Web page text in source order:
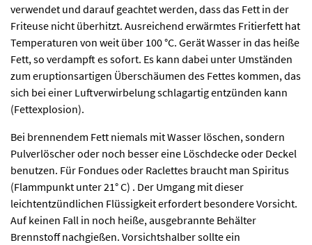
verwendet und darauf geachtet werden, dass das Fett in der
Friteuse nicht überhitzt. Ausreichend erwärmtes Fritierfett hat
Temperaturen von weit über 100 °C. Gerät Wasser in das heiße
Fett, so verdampft es sofort. Es kann dabei unter Umständen
zum eruptionsartigen Überschäumen des Fettes kommen, das
sich bei einer Luftverwirbelung schlagartig entzünden kann
(Fettexplosion).
Bei brennendem Fett niemals mit Wasser löschen, sondern
Pulverlöscher oder noch besser eine Löschdecke oder Deckel
benutzen. Für Fondues oder Raclettes braucht man Spiritus
(Flammpunkt unter 21° C) . Der Umgang mit dieser
leichtentzündlichen Flüssigkeit erfordert besondere Vorsicht.
Auf keinen Fall in noch heiße, ausgebrannte Behälter
Brennstoff nachgießen. Vorsichtshalber sollte ein